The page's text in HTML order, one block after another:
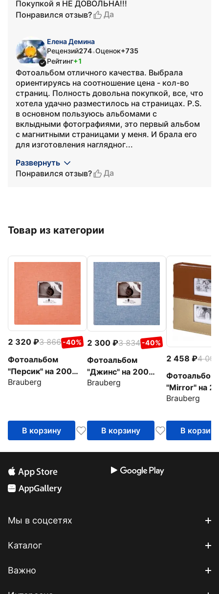
Покупкой я НЕ ДОВОЛЬНА!!!
Понравился отзыв?
Да
Елена Демина
Рецензий274•Оценок+735
Рейтинг+1
Фотоальбом отличного качества. Выбрала
ориентируясь на соотношение цена - кол-во
страниц. Полность довольна покупкой, все, что
хотела удачно разместилось на страницах. P.S.
в основном пользуюсь альбомами с
вклыдными фотографиями, это первый альбом
с магнитными страницами у меня. И брала его
для изготовления наглядног...
Развернуть
Понравился отзыв?
Да
Товар из категории
2 320 3 866 -40%
Фотоальбом
"Персик" на 200
фото, персиковый
Brauberg
В корзину
2 300 3 834 -40%
Фотоальбом
"Джинс" на 200
фото, ткань
Brauberg
В корзину
2 458
4 096
Фотоальбом
"Mirror" на
фото
Brauberg
В корзину
Мы в соцсетях
Каталог
Важно